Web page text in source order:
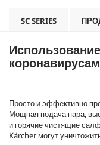
SC SERIES
Просто и эффективно
Мощная подача пара,
и горячие чистящие
Kärcher могут